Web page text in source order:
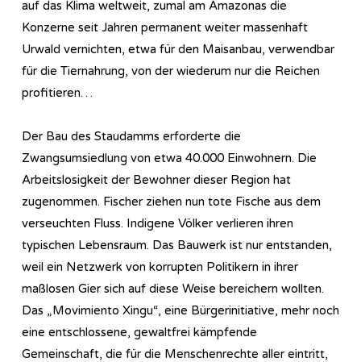
auf das Klima weltweit, zumal am Amazonas die
Konzerne seit Jahren permanent weiter massenhaft
Urwald vernichten, etwa für den Maisanbau, verwendbar
für die Tiernahrung, von der wiederum nur die Reichen
profitieren…
Der Bau des Staudamms erforderte die
Zwangsumsiedlung von etwa 40.000 Einwohnern. Die
Arbeitslosigkeit der Bewohner dieser Region hat
zugenommen. Fischer ziehen nun tote Fische aus dem
verseuchten Fluss. Indigene Völker verlieren ihren
typischen Lebensraum. Das Bauwerk ist nur entstanden,
weil ein Netzwerk von korrupten Politikern in ihrer
maßlosen Gier sich auf diese Weise bereichern wollten.
Das „Movimiento Xingu“, eine Bürgerinitiative, mehr noch
eine entschlossene, gewaltfrei kämpfende
Gemeinschaft, die für die Menschenrechte aller eintritt,